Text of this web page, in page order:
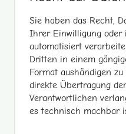
Sie haben das Recht,
Ihrer Einwilligung oder
automatisiert
Dritten in einem
Format aushändigen
direkte Übertragung
Verantwortlichen
es technisch machbar